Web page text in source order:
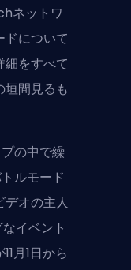
ネットワ
について
をすべて
間見るも
の中で繰
ルモード
デオの主人
イベント
月1日から